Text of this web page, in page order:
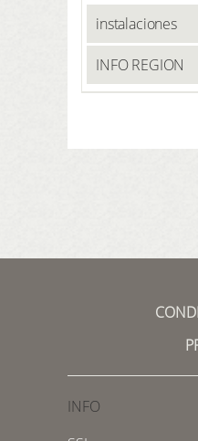
instalaciones
INFO REGION
INFO